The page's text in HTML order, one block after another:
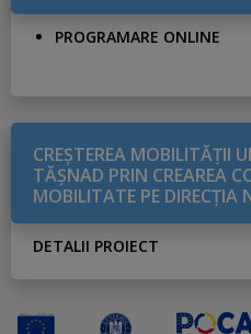
PROGRAMARE ONLINE
CREŞTEREA MOBILITĂŢII
TĂŞNAD PRIN CREAREA
MOBILITATE PE DIRECŢIA
DETALII PROIECT